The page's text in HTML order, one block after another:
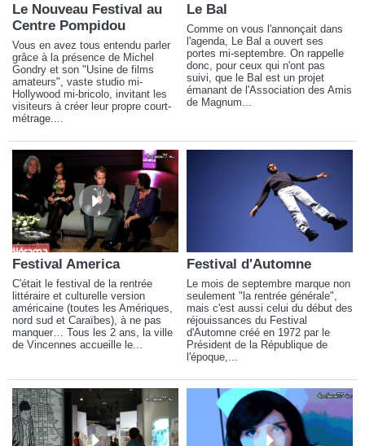
Le Nouveau Festival au
Centre Pompidou
Vous en avez tous entendu parler
grâce à la présence de Michel
Gondry et son "Usine de films
amateurs", vaste studio mi-
Hollywood mi-bricolo, invitant les
visiteurs à créer leur propre court-
métrage....
Le Bal
Comme on vous l'annonçait dans
l'agenda, Le Bal a ouvert ses
portes mi-septembre. On rappelle
donc, pour ceux qui n'ont pas
suivi, que le Bal est un projet
émanant de l'Association des Amis
de Magnum...
Festival America
C'était le festival de la rentrée
littéraire et culturelle version
américaine (toutes les Amériques,
nord sud et Caraïbes), à ne pas
manquer… Tous les 2 ans, la ville
de Vincennes accueille le...
Festival d'Automne
Le mois de septembre marque non
seulement "la rentrée générale",
mais c'est aussi celui du début des
réjouissances du Festival
d'Automne créé en 1972 par le
Président de la République de
l'époque,...